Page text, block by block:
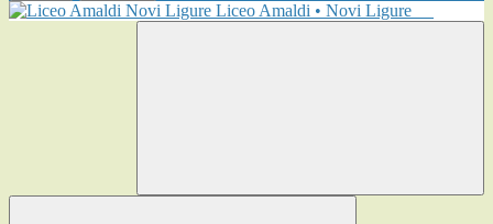
Liceo Amaldi • Novi Ligure